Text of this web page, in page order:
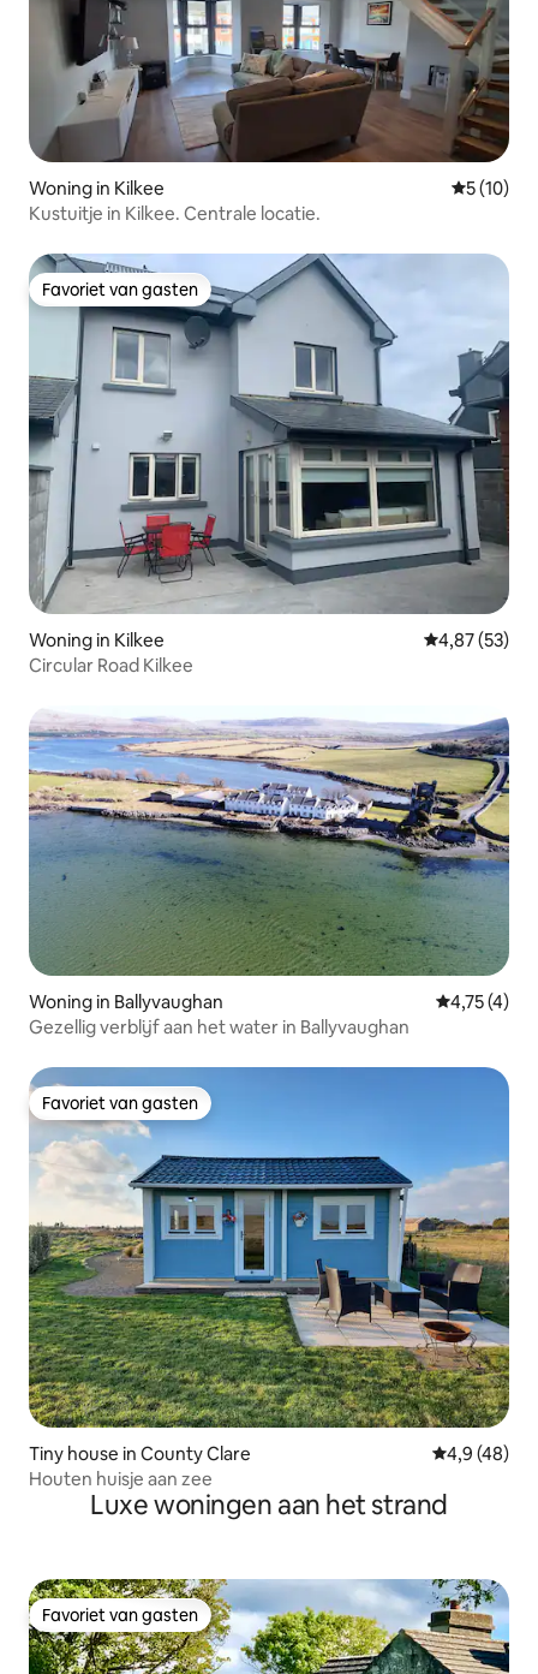
Woning in Kilkee
5 (10)
Kustuitje in Kilkee. Centrale locatie.
Favoriet van gasten
Favoriet van gasten
Woning in Kilkee Gemiddelde
4,87 (53)
Circular Road Kilkee
Woning in Ballyvaughan
4,75 (4)
Gezellig verblijf aan het water in Ballyvaughan
Favoriet van gasten
Favoriet van gasten
Tiny house in County Clare
4,9 (48)
Houten huisje aan zee
Luxe woningen aan het strand
Favoriet van gasten
Favoriet van gasten